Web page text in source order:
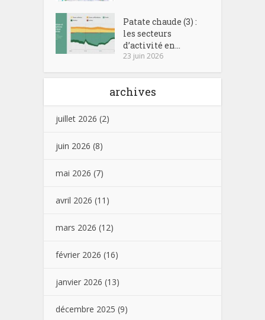
Patate chaude (3) :
les secteurs
d’activité en...
23 juin 2026
archives
juillet 2026 (2)
juin 2026 (8)
mai 2026 (7)
avril 2026 (11)
mars 2026 (12)
février 2026 (16)
janvier 2026 (13)
décembre 2025 (9)